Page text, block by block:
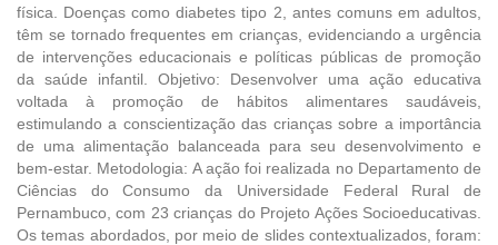
física. Doenças como diabetes tipo 2, antes comuns em adultos,
têm se tornado frequentes em crianças, evidenciando a urgência
de intervenções educacionais e políticas públicas de promoção
da saúde infantil. Objetivo: Desenvolver uma ação educativa
voltada à promoção de hábitos alimentares saudáveis,
estimulando a conscientização das crianças sobre a importância
de uma alimentação balanceada para seu desenvolvimento e
bem-estar. Metodologia: A ação foi realizada no Departamento de
Ciências do Consumo da Universidade Federal Rural de
Pernambuco, com 23 crianças do Projeto Ações Socioeducativas.
Os temas abordados, por meio de slides contextualizados, foram: